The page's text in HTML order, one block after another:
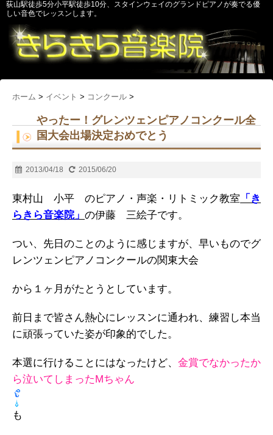
荻山駅徒歩5分小平駅徒歩10分、スタインウェイのグランドピアノが奏でる優
しい音色でレッスンします。
ホーム > イベント > コンクール >
やったー！グレンツェンピアノコンクール全
国大会出場決定おめでとう
2013/04/18 2015/06/20
東村山 小平 のピアノ・声楽・リトミック教室 「き
らきら音楽院」 の伊藤 三絵子です。
つい、先日のことのように感じますが、早いものでグ
レンツェンピアノコンクールの関東大会
から１ヶ月がたとうとしています。
前日まで皆さん熱心にレッスンに通われ、練習し本当
に頑張っていた姿が印象的でした。
本選に行けることにはなったけど、 金賞でなかったか
ら泣いてしまったMちゃん
も